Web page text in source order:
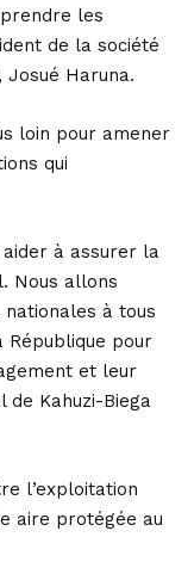
les
de la société
Josué Haruna.
loin pour amener
qui
aider à assurer la
Nous allons
à tous
pour
et leur
Kahuzi-Biega
l’exploitation
aire protégée au